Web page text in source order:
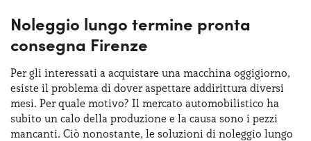
Noleggio lungo termine pronta
consegna Firenze
Per gli interessati a acquistare una macchina oggigiorno,
esiste il problema di dover aspettare addirittura diversi
mesi. Per quale motivo? Il mercato automobilistico ha
subito un calo della produzione e la causa sono i pezzi
mancanti. Ciò nonostante, le soluzioni di noleggio lungo